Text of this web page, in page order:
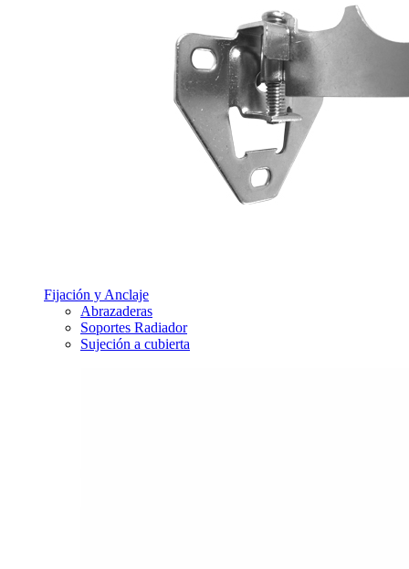
Fijación y Anclaje
Abrazaderas
Soportes Radiador
Sujeción a cubierta